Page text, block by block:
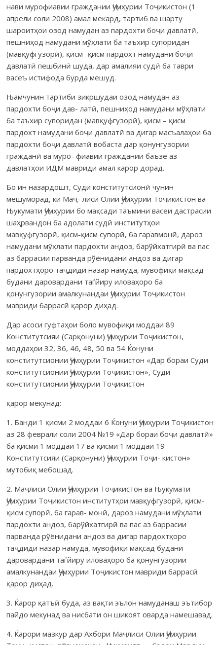
нави мурофиавии граждании Ҷумҳурии Тоҷикистон (1
апрели соли 2008) амал мекард, тартиб ва шарту
шароитҳои озод намудан аз пардохти боҷи давлатӣ,
пешниҳод намудани мўҳлати ба таъхир супоридан
(мавқуфгузорӣ), қисм- қисм пардохт намудани боҷи
давлатӣ пешбинӣ шуда, дар амалияи судӣ ба таври
васеъ истифода бурда мешуд.
Њамчунин тартиби зикршудаи озод намудан аз
пардохти боҷи дав- латӣ, пешниҳод намудани мўҳлати
ба таъхир супоридан (мавқуфгузорӣ), қисм – қисм
пардохт намудани боҷи давлатӣ ва дигар масъалаҳои ба
пардохти боҷи давлатӣ вобаста дар қонунгузории
гражданӣ ва муро- фиавии граждании баъзе аз
давлатҳои ИДМ мавриди амал карор дорад.
Бо ин назардошт, Суди конститутсионӣ чунин
мешуморад, ки Маҷ- лиси Олии Ҷумҳурии Тоҷикистон ва
Њукумати Ҷумҳурии бо мақсади таъмини васеи дастрасии
шаҳрвандон ба адолати судӣ институтҳои
мавқуфгузорӣ, қисм-қисм супорӣ, ба гаравмонӣ, дароз
намудани мўҳлати пардохти андоз, барўйхатгирӣ ва пас
аз баррасии парванда рўёнидани андоз ва дигар
пардохтҳоро таҷдиди назар намуда, мувофиқи мақсад
будани даровардани таѓйиру иловаҳоро ба
қонунгузории амалкунандаи Ҷумҳурии Тоҷикистон
мавриди баррасӣ қарор диҳад.
Дар асоси гуфтаҳои боло мувофиқи моддаи 89
Конститутсияи (Сарқонуни) Ҷумҳурии Тоҷикистон,
моддаҳои 32, 36, 46, 48, 50 ва 54 Ќонуни
конститутсионии Ҷумҳурии Тоҷикистон «Дар бораи Суди
конститутсионии Ҷумҳурии Тоҷикистон», Суди
конститутсионии Ҷумҳурии Тоҷикистон
қарор мекунад:
1. Банди 1 қисми 2 моддаи 6 Ќонуни Ҷумҳурии Тоҷикистон
аз 28 феврали соли 2004 №19 «Дар бораи боҷи давлатӣ»
ба қисми 1 моддаи 17 ва қисми 1 моддаи 19
Конститутсияи (Сарқонуни) Ҷумҳурии Тоҷи- кистон»
мутобиқ мебошад.
2. Маҷлиси Олии Ҷумҳурии Тоҷикистон ва Њукумати
Ҷумҳурии Тоҷикистон институтҳои мавқуфгузорӣ, қисм-
қисм супорӣ, ба гарав- монӣ, дароз намудани мўҳлати
пардохти андоз, барўйхатгирӣ ва пас аз баррасии
парванда рўёнидани андоз ва дигар пардохтҳоро
таҷдиди назар намуда, мувофиқи мақсад будани
даровардани таѓйиру иловаҳоро ба қонунгузории
амалкунандаи Ҷумҳурии Тоҷикистон мавриди баррасӣ
қарор диҳад.
3. Ќарор қатъӣ буда, аз вақти эълон намуданаш эътибор
пайдо мекунад ва нисбати он шикоят оварда намешавад.
4. Ќарори мазкур дар Ахбори Маҷлиси Олии Ҷумҳурии